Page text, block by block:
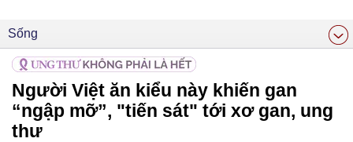
Sống
Người Việt ăn kiểu này khiến gan
“ngập mỡ”, "tiến sát" tới xơ gan, ung
thư